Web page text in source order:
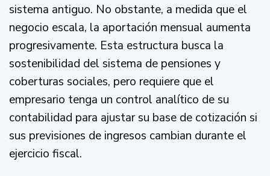
sistema antiguo. No obstante, a medida que el
negocio escala, la aportación mensual aumenta
progresivamente. Esta estructura busca la
sostenibilidad del sistema de pensiones y
coberturas sociales, pero requiere que el
empresario tenga un control analítico de su
contabilidad para ajustar su base de cotización si
sus previsiones de ingresos cambian durante el
ejercicio fiscal.